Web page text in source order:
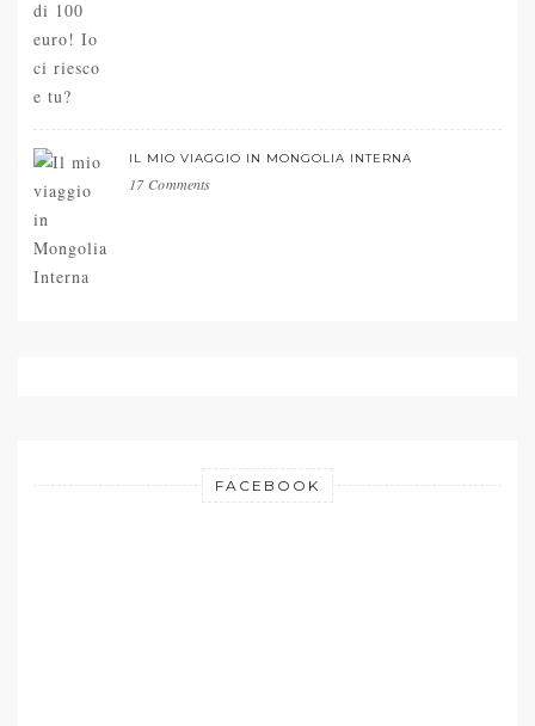
IL MIO VIAGGIO IN MONGOLIA INTERNA
17 Comments
FACEBOOK